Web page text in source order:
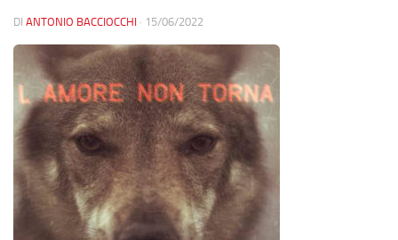
DI ANTONIO BACCIOCCHI · 15/06/2022